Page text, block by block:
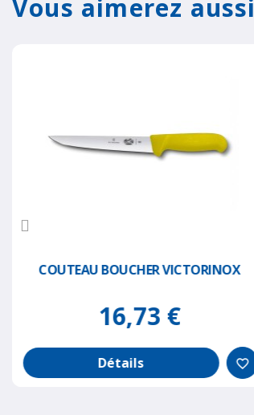
Vous aimerez aussi
COUTEAU BOUCHER VICTORINOX
16,73 €
Détails favorite_border